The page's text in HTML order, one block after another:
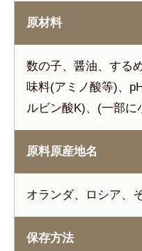
原材料
数の子、醤油、する
味料(アミノ酸等)、
ルビン酸K)、(一部に
原料原産地名
オランダ、ロシア、
保存方法